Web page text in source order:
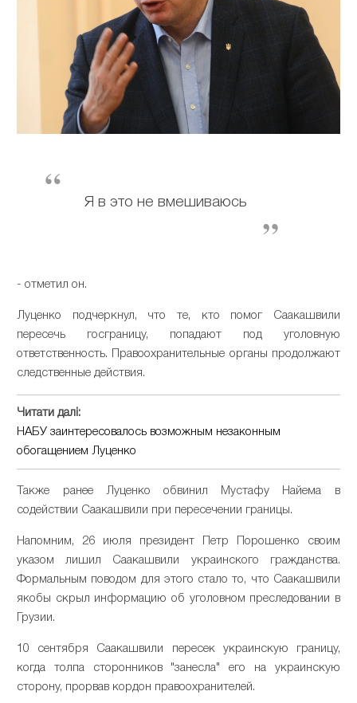
Я в это не вмешиваюсь
- отметил он.
Луценко подчеркнул, что те, кто помог Саакашвили
пересечь госграницу, попадают под уголовную
ответственность. Правоохранительные органы продолжают
следственные действия.
Читати далі:
НАБУ заинтересовалось возможным незаконным
обогащением Луценко
Также ранее Луценко обвинил Мустафу Найема в
содействии Саакашвили при пересечении границы.
Напомним, 26 июля президент Петр Порошенко своим
указом лишил Саакашвили украинского гражданства.
Формальным поводом для этого стало то, что Саакашвили
якобы скрыл информацию об уголовном преследовании в
Грузии.
10 сентября Саакашвили пересек украинскую границу,
когда толпа сторонников "занесла" его на украинскую
сторону, прорвав кордон правоохранителей.